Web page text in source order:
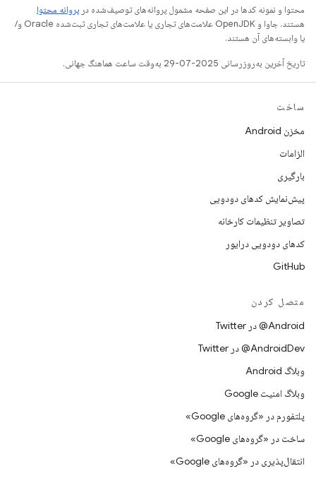
محتوا و نمونه کدها در این صفحه مشمول پروانه‌های توصیف‌شده در پروانه محتوا
هستند. جاوا و OpenJDK علامت‌های تجاری یا علامت‌های تجاری ثبت‌شده Oracle و/
یا وابسته‌های آن هستند.
تاریخ آخرین به‌روزرسانی 2025-07-29 به‌وقت ساعت هماهنگ جهانی.
ساخت
مخزن Android
الزامات
بارگیری
پیش‌نمایش کدهای دودویی
تصاویر تنظیمات کارخانه
کدهای دودویی درایور
GitHub
متصل کردن
Android@ در Twitter
AndroidDev@ در Twitter
وبلاگ Android
وبلاگ امنیت Google
پلتفورم در «گروه‌های Google»
ساخت در «گروه‌های Google»
انتقال‌پذیری در «گروه‌های Google»